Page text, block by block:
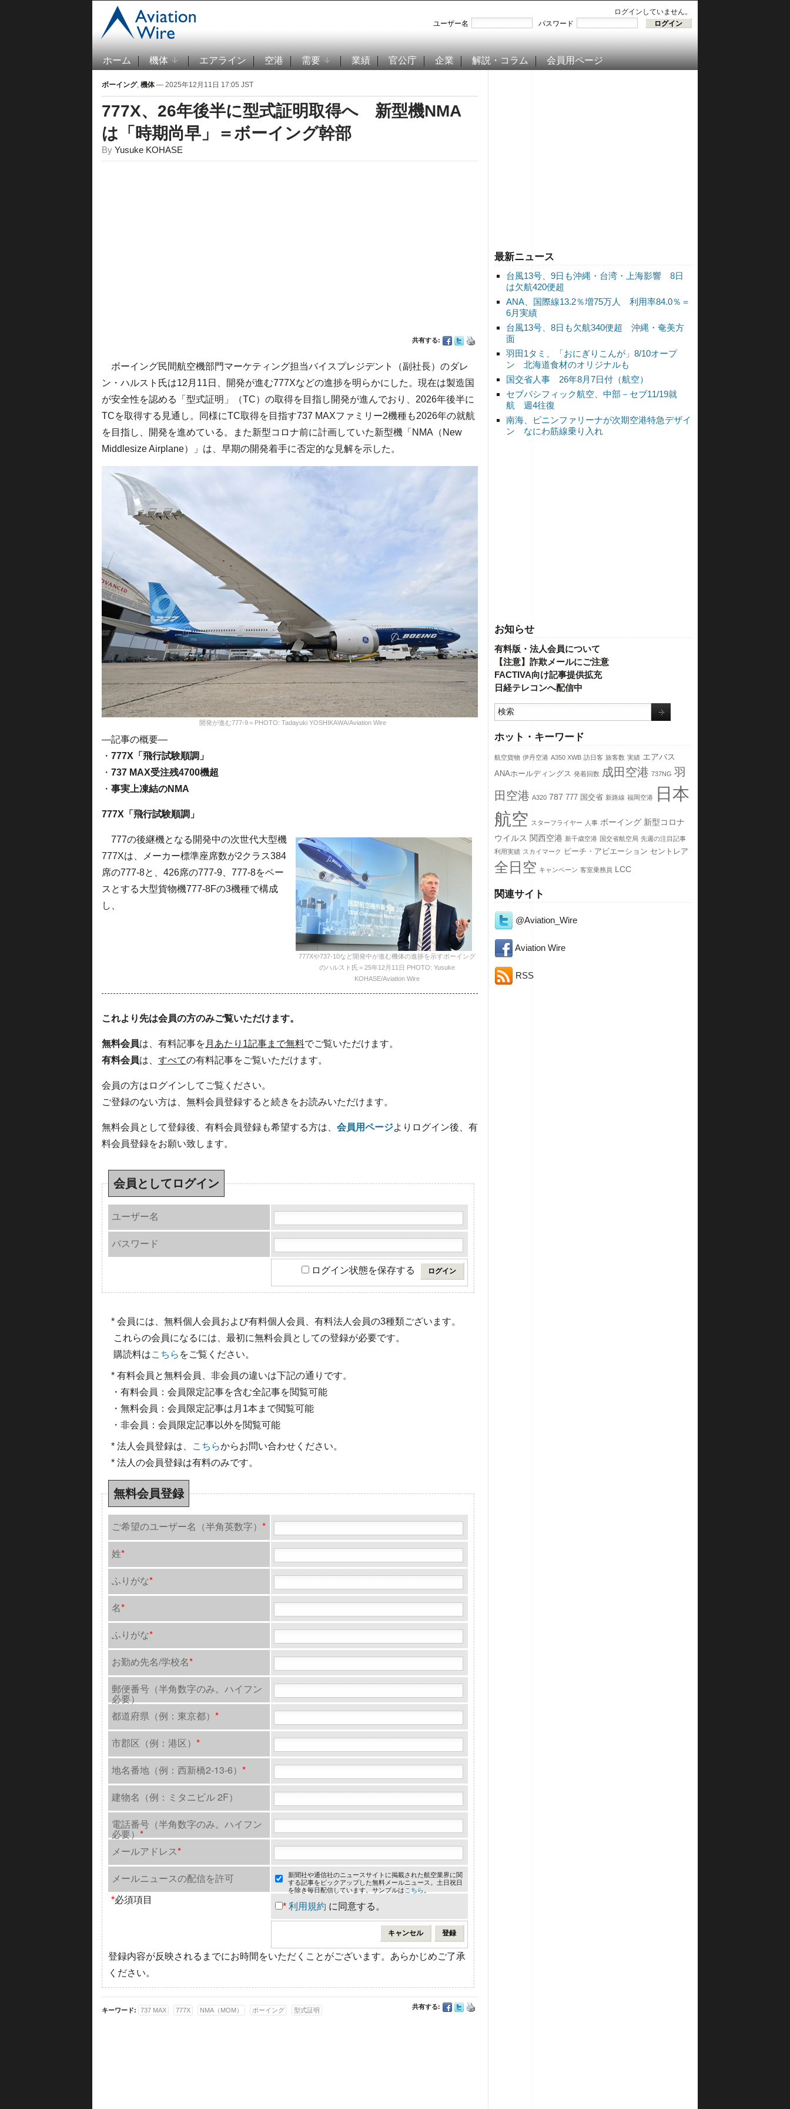
ログインしていません。
ユーザー名
パスワード
ホーム 機体 エアライン 空港 需要 業績 官公庁 企業 解説・コラム 会員用ページ
最新ニュース
台風13号、9日も沖縄・台湾・上海影響 8日
は欠航420便超
ANA、国際線13.2％増75万人 利用率84.0％＝
6月実績
台風13号、8日も欠航340便超 沖縄・奄美方
面
羽田1タミ、「おにぎりこんが」8/10オープ
ン 北海道食材のオリジナルも
国交省人事 26年8月7日付（航空）
セブパシフィック航空、中部－セブ11/19就
航 週4往復
南海、ピニンファリーナが次期空港特急デザイ
ン なにわ筋線乗り入れ
お知らせ
有料版・法人会員について
【注意】詐欺メールにご注意
FACTIVA向け記事提供拡充
日経テレコンへ配信中
ホット・キーワード
航空貨物 伊丹空港 A350 XWB 訪日客 旅客数 実績 エアバス
ANAホールディングス 発着回数 成田空港 737NG 羽
田空港 A320 787 777 国交省 新路線 福岡空港
日本
航空 スターフライヤー 人事 ボーイング 新型コロナ
ウイルス 関西空港 新千歳空港 国交省航空局 先週の注目記事
利用実績 スカイマーク ピーチ・アビエーション セントレア
全日空 キャンペーン 客室乗務員 LCC
関連サイト
@Aviation_Wire
Aviation Wire
RSS
ボーイング, 機体— 2025年12月11日 17:05 JST
777X、26年後半に型式証明取得へ 新型機NMA
は「時期尚早」＝ボーイング幹部
By Yusuke KOHASE
共有する:
ボーイング民間航空機部門マーケティング担当バイスプレジデント（副社長）のダレ
ン・ハルスト氏は12月11日、開発が進む777Xなどの進捗を明らかにした。現在は製造国
が安全性を認める「型式証明」（TC）の取得を目指し開発が進んでおり、2026年後半に
TCを取得する見通し。同様にTC取得を目指す737 MAXファミリー2機種も2026年の就航
を目指し、開発を進めている。また新型コロナ前に計画していた新型機「NMA（New
Middlesize Airplane）」は、早期の開発着手に否定的な見解を示した。
開発が進む777-9＝PHOTO: Tadayuki YOSHIKAWA/Aviation Wire
—記事の概要—
・ 777X「飛行試験順調」
・ 737 MAX受注残4700機超
・ 事実上凍結のNMA
777X「飛行試験順調」
777Xや737-10など開発中が進む機体の進捗を示すボーイング
のハルスト氏＝25年12月11日 PHOTO: Yusuke
KOHASE/Aviation Wire
777の後継機となる開発中の次世代大型機
777Xは、メーカー標準座席数が2クラス384
席の777-8と、426席の777-9、777-8をベー
スとする大型貨物機777-8Fの3機種で構成
し、
これより先は会員の方のみご覧いただけます。
無料会員は、有料記事を 月あたり1記事まで無料でご覧いただけます。
有料会員は、 すべての有料記事をご覧いただけます。
会員の方はログインしてご覧ください。
ご登録のない方は、無料会員登録すると続きをお読みいただけます。
無料会員として登録後、有料会員登録も希望する方は、 会員用ページよりログイン後、有
料会員登録をお願い致します。
会員としてログイン
ユーザー名
パスワード
ログイン状態を保存する
* 会員には、無料個人会員および有料個人会員、有料法人会員の3種類ございます。
これらの会員になるには、最初に無料会員としての登録が必要です。
購読料はこちら をご覧ください。
* 有料会員と無料会員、非会員の違いは下記の通りです。
・有料会員：会員限定記事を含む全記事を閲覧可能
・無料会員：会員限定記事は月1本まで閲覧可能
・非会員：会員限定記事以外を閲覧可能
* 法人会員登録は、 こちらからお問い合わせください。
* 法人の会員登録は有料のみです。
無料会員登録
ご希望のユーザー名（半角英数字） *
姓*
ふりがな*
名*
ふりがな*
お勤め先名/学校名*
郵便番号（半角数字のみ。ハイフン
必要）
都道府県（例：東京都） *
市郡区（例：港区） *
地名番地（例：西新橋2-13-6） *
建物名（例：ミタニビル 2F）
電話番号（半角数字のみ。ハイフン
必要） *
メールアドレス*
メールニュースの配信を許可
* 利用規約 に同意する。
*必須項目
新聞社や通信社のニュースサイトに掲載された航空業界に関
する記事をピックアップした無料メールニュース。土日祝日
を除き毎日配信しています。サンプルは こちら
登録内容が反映されるまでにお時間をいただくことがございます。あらかじめご了承
ください。
共有する:
キーワード: 737 MAX 777X NMA（MOM） ボーイング 型式証明